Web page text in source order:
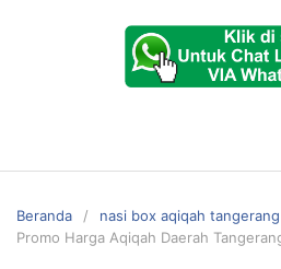
Beranda
nasi box aqiqah tangerang
Promo Harga Aqiqah Daerah